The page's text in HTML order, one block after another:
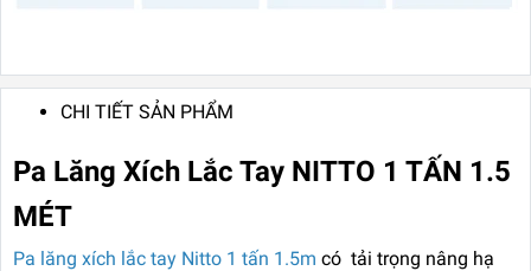
CHI TIẾT SẢN PHẨM
Pa Lăng Xích Lắc Tay NITTO 1 TẤN 1.5
MÉT
Pa lăng xích lắc tay Nitto 1 tấn 1.5m có tải trọng nâng hạ